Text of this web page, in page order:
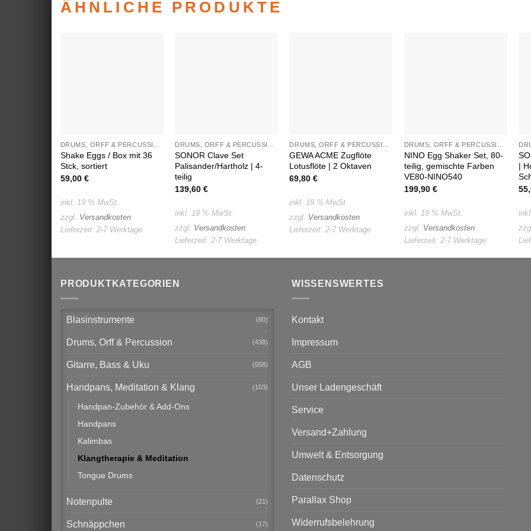
ÄHNLICHE PRODUKTE
Shake Eggs / Box mit 36
Stck, sortiert
59,00 €
inkl. 19 % MwSt.
zzgl. Versandkosten
Lieferzeit: 2-7 Werktage
SONOR Clave Set
Palisander/Hartholz | 4-
teilig
139,60€
inkl. 19 % MwSt.
zzgl. Versandkosten
Lieferzeit:2-7 Werktage
GEWA ACME Zugflöte
Lotusflöte | 2 Oktaven
69,80€
inkl. 19 % MwSt.
zzgl. Versandkosten
Lieferzeit:2-7 Werktage
NINO Egg Shaker Set, 80-
teilig, gemischte Farben
VE80-NINO540
199,90 €
inkl. 19 % MwSt.
zzgl. Versandkosten
Lieferzeit: 2-7 Werktage
|
PRODUKTKATEGORIEN
Blasinstrumente (80)
Drums, Orff & Percussion (438)
Gitarre, Bass & Uku (558)
Handpans, Meditation & Klang (103)
Handpan-Zubehör & Add-Ons
Handpans
Kalimbas
Klangtherapie & Meditation
Tongue Drums
Notenpulte (21)
Schnäppchen (17)
WISSENSWERTES
Kontakt
Impressum
AGB
Unser Ladengeschäft
Service
Versand+Zahlung
Umwelt & Entsorgung
Datenschutz
Parallax Shop
Widerrufsbelehrung